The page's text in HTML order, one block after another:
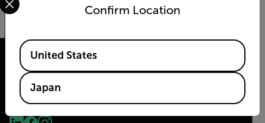
and classification will be provided upon request.
2026 © Flir All rights reserved.
Confirm Location
Available Locations
United States
Japan